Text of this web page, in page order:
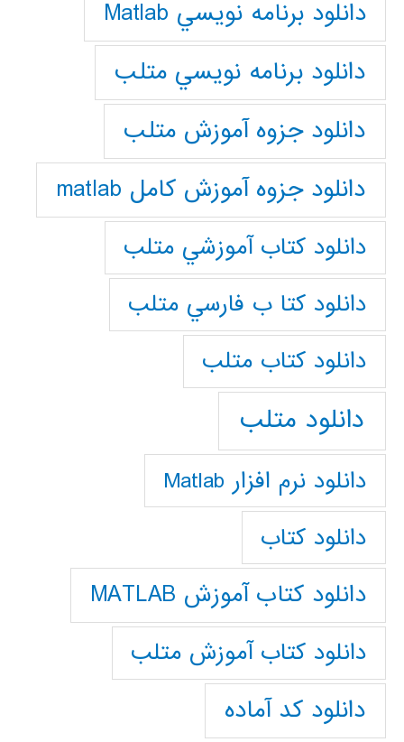
دانلود برنامه نويسي Matlab
دانلود برنامه نويسي متلب
دانلود جزوه آموزش متلب
دانلود جزوه آموزش کامل matlab
دانلود كتاب آموزشي متلب
دانلود كتا ب فارسي متلب
دانلود كتاب متلب
دانلود متلب
دانلود نرم افزار Matlab
دانلود کتاب
دانلود کتاب آموزش MATLAB
دانلود کتاب آموزش متلب
دانلود کد آماده